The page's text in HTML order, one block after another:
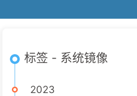
标签 - 系统镜像
2023